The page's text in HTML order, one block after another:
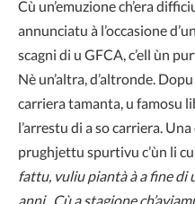
Cù un’emuzione ch’era
annunciatu à l’occasione
scagni di u GFCA, c’ell ùn
Nè un’altra, d’altronde.
carriera tamanta, u famosu
l’arrestu di a so carriera.
prughjettu spurtivu c’ùn li
fattu, vuliu piantà à a fine di
anni . Cù a stagione